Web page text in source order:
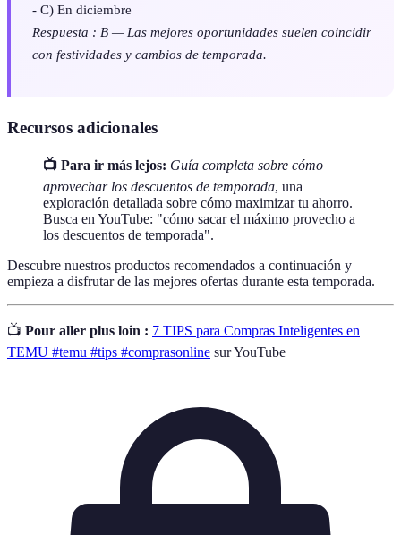
- C) En diciembre
Respuesta : B — Las mejores oportunidades suelen coincidir
con festividades y cambios de temporada.
Recursos adicionales
📺 Para ir más lejos: Guía completa sobre cómo
aprovechar los descuentos de temporada, una
exploración detallada sobre cómo maximizar tu ahorro.
Busca en YouTube: "cómo sacar el máximo provecho a
los descuentos de temporada".
Descubre nuestros productos recomendados a continuación y
empieza a disfrutar de las mejores ofertas durante esta temporada.
📺 Pour aller plus loin : 7 TIPS para Compras Inteligentes en
TEMU #temu #tips #comprasonline sur YouTube